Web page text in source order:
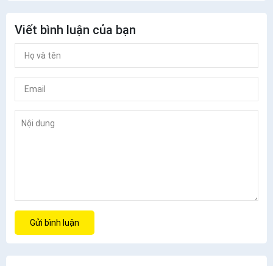
Viết bình luận của bạn
Gửi bình luận